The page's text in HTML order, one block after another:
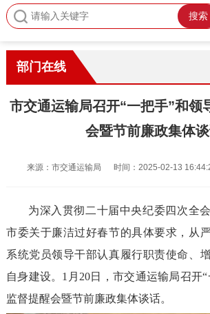
搜索
部门在线
市交通运输局召开“一把手”和领
会暨节前廉政集体
来源：市交通运输局 时间：2025-02-13
为深入贯彻二十届中央纪委四次全
市委关于廉洁过好春节的具体要求，从
系统党员领导干部认真履行职责使命、
自身建设。1月20日，市交通运输局召开
监督提醒会暨节前廉政集体谈话。